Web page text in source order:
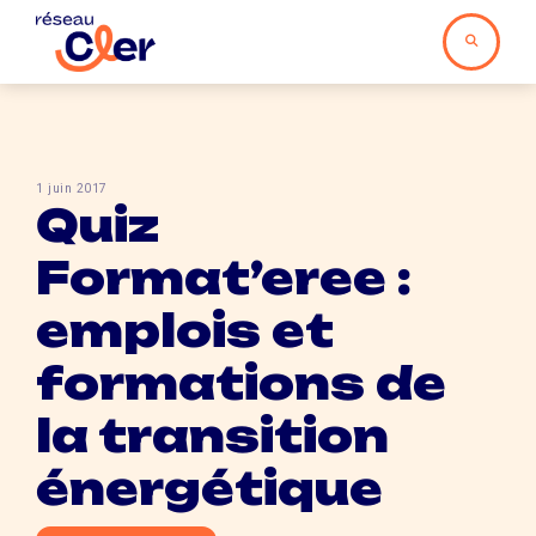
1 juin 2017
Quiz
Format’eree :
emplois et
formations de
la transition
énergétique